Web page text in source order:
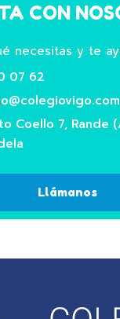
CON
necesitas y te
07 62
Coello 7, Rande
Llámanos